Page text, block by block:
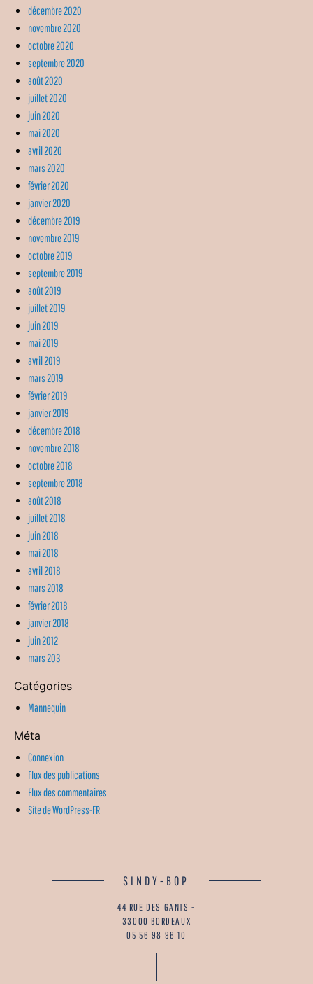
décembre 2020
novembre 2020
octobre 2020
septembre 2020
août 2020
juillet 2020
juin 2020
mai 2020
avril 2020
mars 2020
février 2020
janvier 2020
décembre 2019
novembre 2019
octobre 2019
septembre 2019
août 2019
juillet 2019
juin 2019
mai 2019
avril 2019
mars 2019
février 2019
janvier 2019
décembre 2018
novembre 2018
octobre 2018
septembre 2018
août 2018
juillet 2018
juin 2018
mai 2018
avril 2018
mars 2018
février 2018
janvier 2018
juin 2012
mars 203
Catégories
Mannequin
Méta
Connexion
Flux des publications
Flux des commentaires
Site de WordPress-FR
SINDY-BOP
44 RUE DES GANTS -
33000 BORDEAUX
05 56 98 96 10